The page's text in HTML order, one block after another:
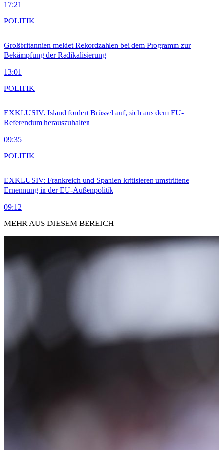
17:21
Großbritannien meldet Rekordzahlen bei dem Programm zur
Bekämpfung der Radikalisierung
13:01
POLITIK
EXKLUSIV: Island fordert Brüssel auf, sich aus dem EU-
Referendum herauszuhalten
09:35
POLITIK
EXKLUSIV: Frankreich und Spanien kritisieren umstrittene
Ernennung in der EU-Außenpolitik
09:12
POLITIK
MEHR AUS DIESEM BEREICH